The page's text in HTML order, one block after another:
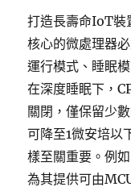
打造長壽命IoT裝
核心的微處理器
運行模式、睡眠
在深度睡眠下，
關閉，僅保留少
可降至1微安培以
樣至關重要。例
為其提供可由